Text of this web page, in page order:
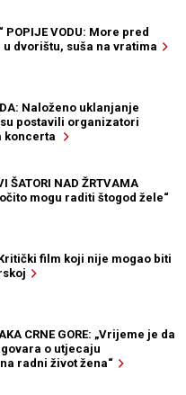
POPIJE VODU: More pred
u dvorištu, suša na vratima
Naloženo uklanjanje
postavili organizatori
koncerta
ŠATORI NAD ŽRTVAMA
očito mogu raditi štogod žele“
film koji nije mogao biti
CRNE GORE: „Vrijeme je da
o utjecaju
radni život žena“